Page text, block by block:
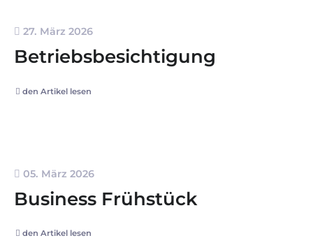
27. März 2026
Betriebsbesichtigung
den Artikel lesen
05. März 2026
Business Frühstück
den Artikel lesen